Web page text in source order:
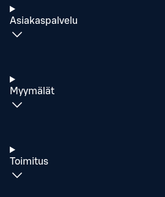
Asiakaspalvelu
Myymälät
Toimitus